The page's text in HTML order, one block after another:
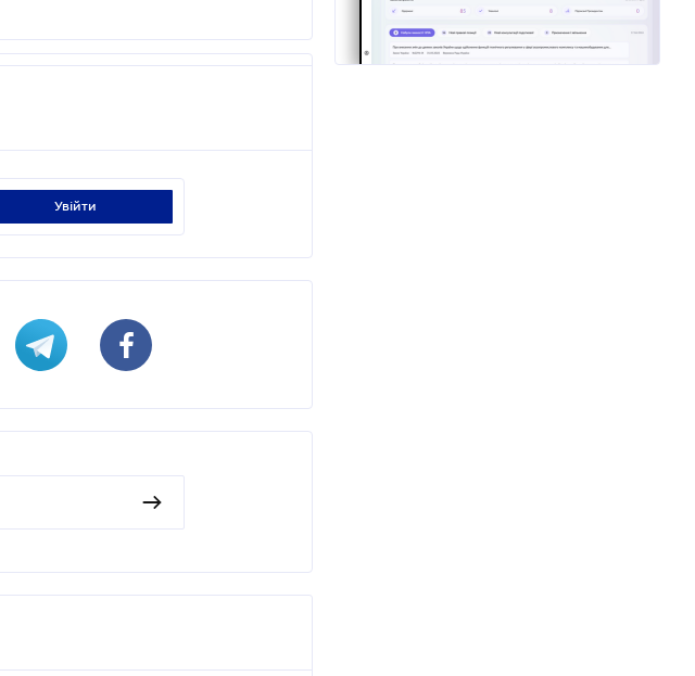
увійти